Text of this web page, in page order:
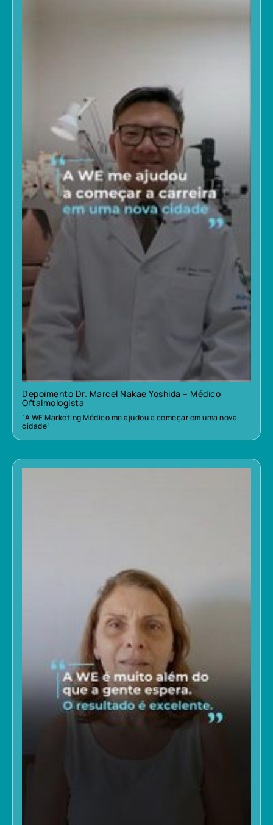
Depoimento Dr. Marcel Nakae Yoshida – Médico
Oftalmologista
“A WE Marketing Médico me ajudou a começar em uma nova
cidade”